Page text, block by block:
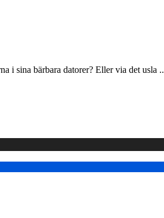
i sina bärbara datorer? Eller via det usla ..